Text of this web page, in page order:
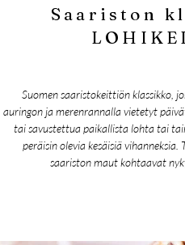
Saariston
Suomen saaristokeittiön klassikko,
auringon ja merenrannalla vietetyt
tai savustettua paikallista lohta tai
peräisin olevia kesäisiä vihanneksia.
saariston maut kohtaavat